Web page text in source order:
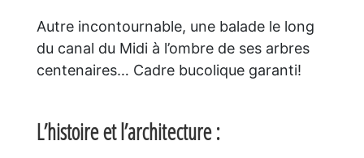
Autre incontournable, une balade le long
du canal du Midi à l’ombre de ses arbres
centenaires… Cadre bucolique garanti!
L’histoire et l’architecture :